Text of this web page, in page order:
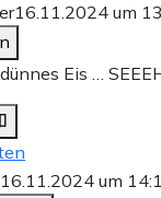
16.11.2024 um
Eis …
16.11.2024 um